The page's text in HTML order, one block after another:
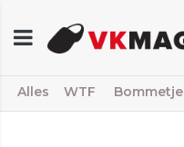
Alles WTF Bommetje